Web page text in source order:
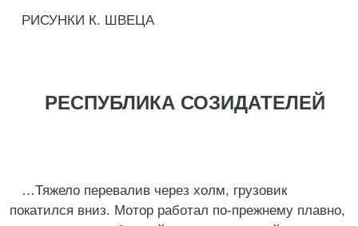
РИСУНКИ К. ШВЕЦА
РЕСПУБЛИКА СОЗИДАТЕЛЕЙ
…Тяжело перевалив через холм, грузовик
покатился вниз. Мотор работал по-прежнему плавно,